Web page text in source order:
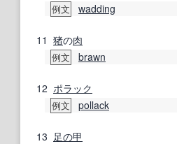
例文 wadding
11 猪の肉
例文 brawn
12 ポラック
例文 pollack
13 足の甲